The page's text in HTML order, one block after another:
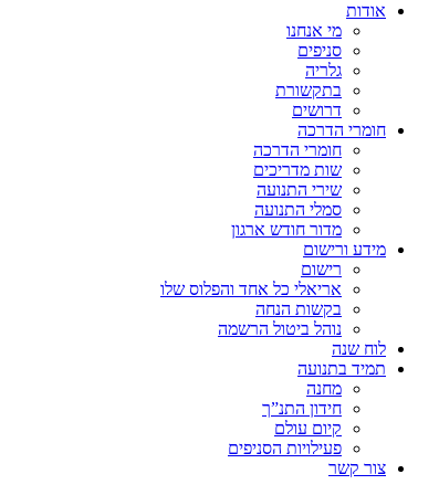
אודות
מי אנחנו
סניפים
גלריה
בתקשורת
דרושים
חומרי הדרכה
חומרי הדרכה
שות מדריכים
שירי התנועה
סמלי התנועה
מדור חודש ארגון
מידע ורישום
רישום
אריאלי כל אחד והפלוס שלו
בקשות הנחה
נוהל ביטול הרשמה
לוח שנה
תמיד בתנועה
מחנה
חידון התנ”ך
קיום עולם
פעילויות הסניפים
צור קשר